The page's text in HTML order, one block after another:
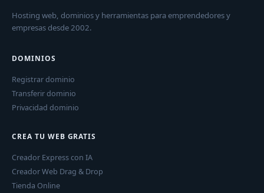
Hosting web, dominios y herramientas para emprendedores y
empresas desde 2002.
DOMINIOS
Registrar dominio
Transferir dominio
Privacidad dominio
CREA TU WEB GRATIS
Creador Express con IA
Creador Web Drag & Drop
Tienda Online